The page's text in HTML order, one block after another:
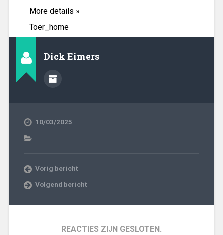
More details »
Toer_home
Dick Eimers
10/03/2025
Vorig bericht
Volgend bericht
REACTIES ZIJN GESLOTEN.